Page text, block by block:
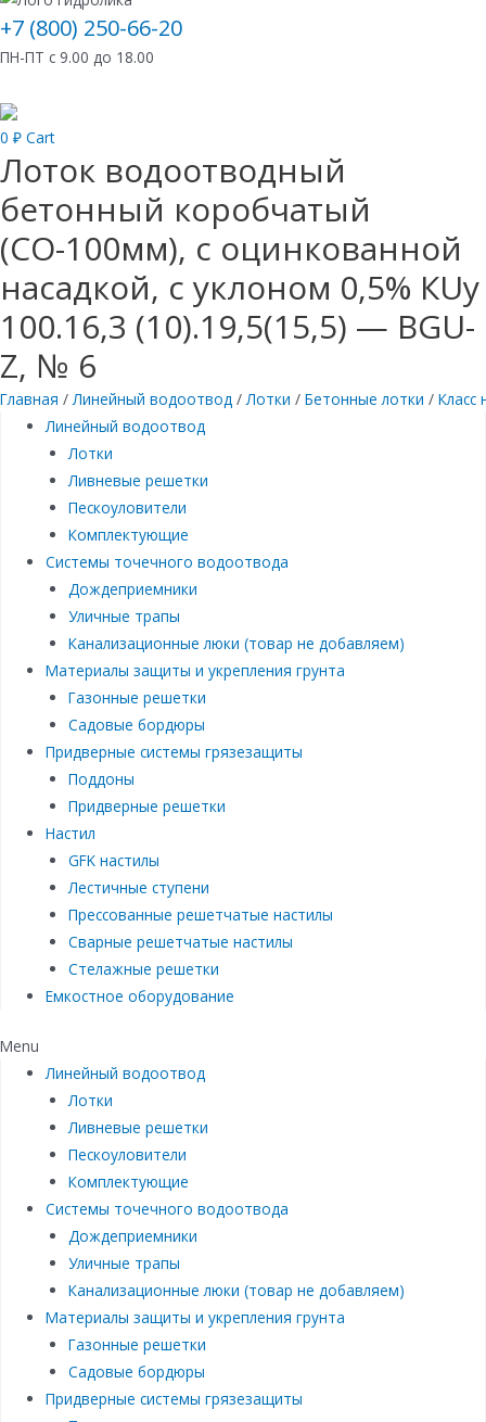
+7 (800) 250-66-20
ПН-ПТ с 9.00 до 18.00
0 ₽ Cart
Лоток водоотводный
бетонный коробчатый
(СО-100мм), с оцинкованной
насадкой, с уклоном 0,5% КUу
100.16,3 (10).19,5(15,5) — BGU-
Z, № 6
Главная /Линейный водоотвод /Лотки / Бетонные лотки / Класс
Линейный водоотвод
Лотки
Ливневые решетки
Пескоуловители
Комплектующие
Системы точечного водоотвода
Дождеприемники
Уличные трапы
Канализационные люки (товар не добавляем)
Материалы защиты и укрепления грунта
Газонные решетки
Садовые бордюры
Придверные системы грязезащиты
Поддоны
Придверные решетки
Настил
GFK настилы
Лестичные ступени
Прессованные решетчатые настилы
Сварные решетчатые настилы
Стелажные решетки
Емкостное оборудование
Menu
Линейный водоотвод
Лотки
Ливневые решетки
Пескоуловители
Комплектующие
Системы точечного водоотвода
Дождеприемники
Уличные трапы
Канализационные люки (товар не добавляем)
Материалы защиты и укрепления грунта
Газонные решетки
Садовые бордюры
Придверные системы грязезащиты